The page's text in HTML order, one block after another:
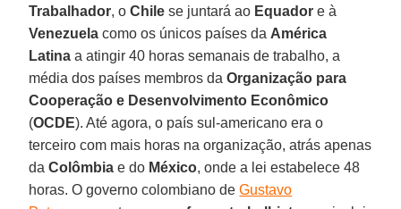
Trabalhador, oChile se juntará ao Equador e à
Venezuela como os únicos países da América
Latina a atingir 40 horas semanais de trabalho, a
média dos países membros daOrganização para
Cooperação e Desenvolvimento Econômico
(OCDE). Até agora, o país sul-americano era o
terceiro com mais horas na organização, atrás apenas
daColômbia e do México, onde a lei estabelece 48
horas. O governo colombiano de Gustavo